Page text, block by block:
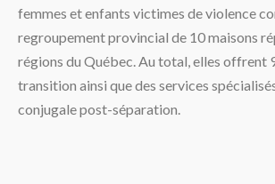
femmes et enfants victimes de violence
regroupement provincial de 10 maisons
régions du Québec. Au total, elles offrent
transition ainsi que des services
conjugale post-séparation.